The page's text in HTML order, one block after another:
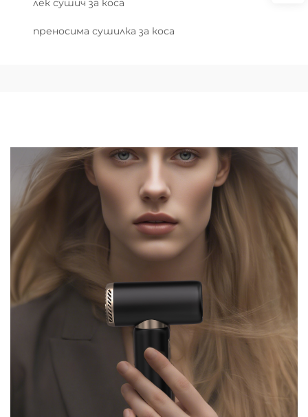
лек сушич за коса
преносима сушилка за коса